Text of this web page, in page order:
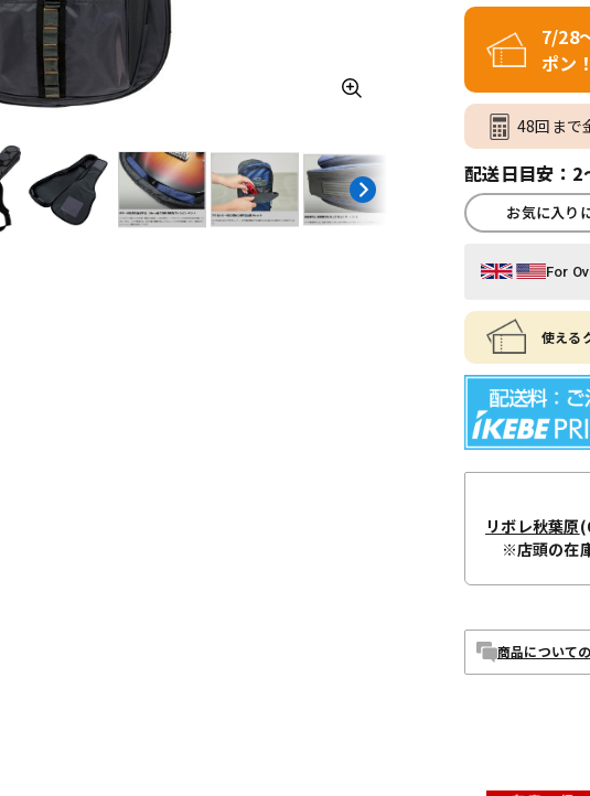
7/28
ポン
48回まで
配送日目安：2
お気に入り
For
使える
リボレ秋葉原
※店頭の在
商品について